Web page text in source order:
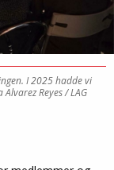
I 2025 hadde vi
Alvarez Reyes / LAG